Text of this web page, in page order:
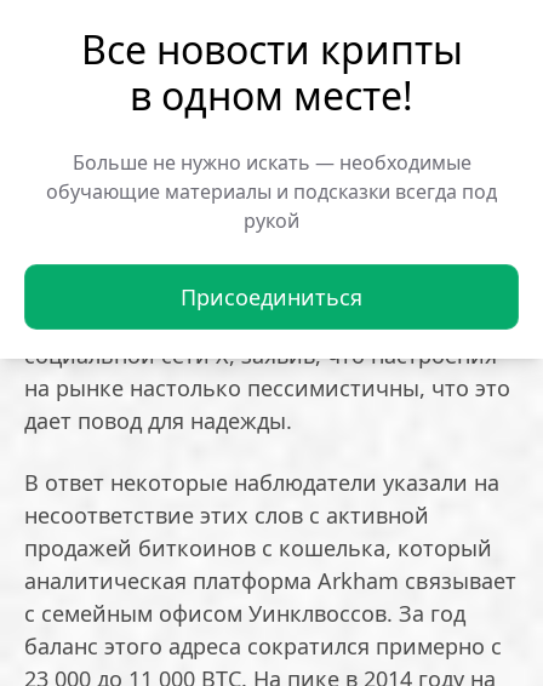
Все новости крипты
в одном месте!
Больше не нужно искать — необходимые
обучающие материалы и подсказки всегда под
рукой
Присоединиться
В своем обращении братья признали, что
экспансия на зарубежные рынки оказалась
операционная и организационная
сложность привела к перегруженности и
значительному росту издержек.
Несмотря на трудности, Тайлер Уинклвосс
выразил оптимизм в своем сообщении в
социальной сети X, заявив, что настроения
на рынке настолько пессимистичны, что это
дает повод для надежды.
В ответ некоторые наблюдатели указали на
несоответствие этих слов с активной
продажей биткоинов с кошелька, который
аналитическая платформа Arkham связывает
с семейным офисом Уинклвоссов. За год
баланс этого адреса сократился примерно с
23 000 до 11 000 BTC. На пике в 2014 году на